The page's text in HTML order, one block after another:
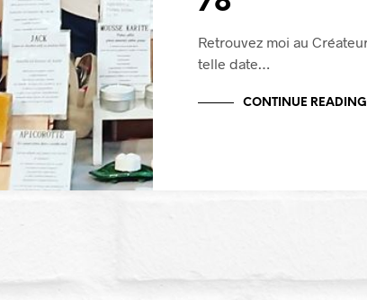
Retrouvez moi au
telle date…
CONTINUE READING